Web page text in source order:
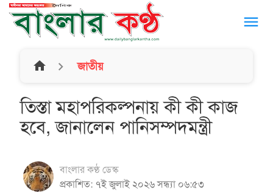
menu
home জাতীয়
তিস্তা মহাপরিকল্পনায় কী কী কাজ
হবে, জানালেন পানিসম্পদমন্ত্রী
বাংলার কণ্ঠ ডেস্ক
প্রকাশিত: ৭ই জুলাই ২০২৬ সন্ধ্যা ০৬:৫৩